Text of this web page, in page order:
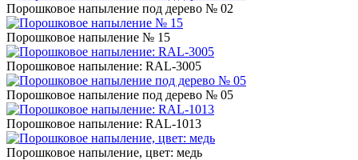
Порошковое напыление под дерево № 02
Порошковое напыление № 15
Порошковое напыление: RAL-3005
Порошковое напыление под дерево № 05
Порошковое напыление: RAL-1013
Порошковое напыление, цвет: медь